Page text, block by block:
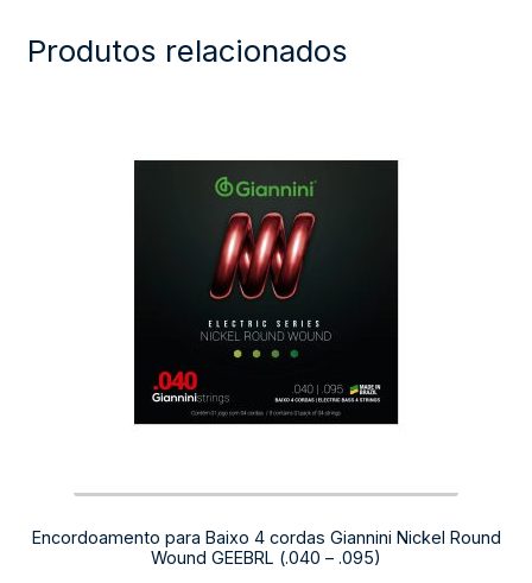
Produtos relacionados
Encordoamento para Baixo 4 cordas Giannini Nickel Round
Wound GEEBRL (.040 – .095)